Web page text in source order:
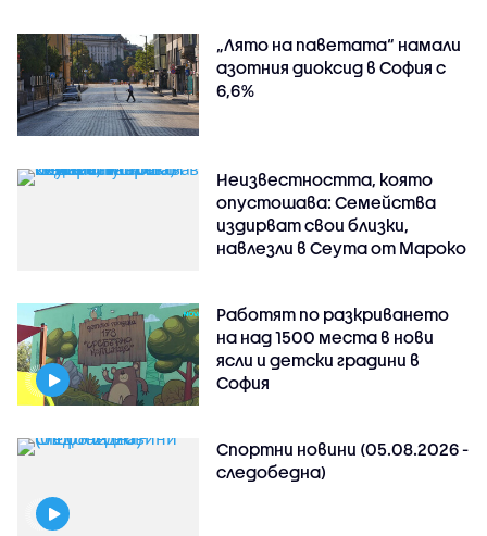
„Лято на паветата“ намали
азотния диоксид в София с
6,6%
Неизвестността, която
опустошава: Семейства
издирват свои близки,
навлезли в Сеута от Мароко
Работят по разкриването
на над 1500 места в нови
ясли и детски градини в
София
Спортни новини (05.08.2026 -
следобедна)